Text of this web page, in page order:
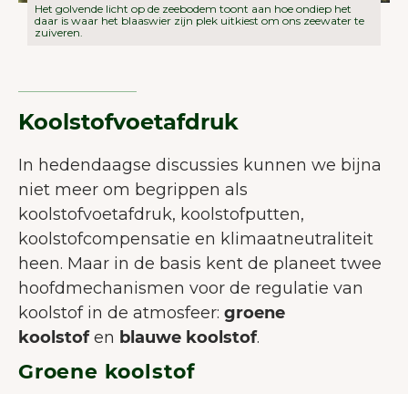
Het golvende licht op de zeebodem toont aan hoe ondiep het
daar is waar het blaaswier zijn plek uitkiest om ons zeewater te
zuiveren.
Koolstofvoetafdruk
In hedendaagse discussies kunnen we bijna
niet meer om begrippen als
koolstofvoetafdruk, koolstofputten,
koolstofcompensatie en klimaatneutraliteit
heen. Maar in de basis kent de planeet twee
hoofdmechanismen voor de regulatie van
koolstof in de atmosfeer: groene
koolstofen blauwe koolstof.
Groene koolstof
WELKOM BIJ JUNAIU.
Op onze website gebruiken wij
cookies die ons helpen de